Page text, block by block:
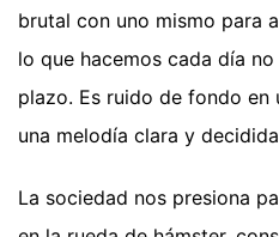
brutal con uno mismo para
lo que hacemos cada día
plazo. Es ruido de fondo en
una melodía clara y
La sociedad nos presiona